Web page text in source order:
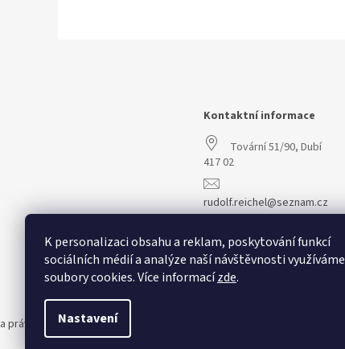
K personalizaci obsahu a reklam, poskytování funkcí
sociálních médií a analýze naší návštěvnosti využíváme
soubory cookies. Více informacízde.
Nastavení
Kontaktní informace
Tovární 51/90, Dubí
417 02
rudolf.reichel@seznam.cz
práva vyhrazena.Upravit nastavení cookies